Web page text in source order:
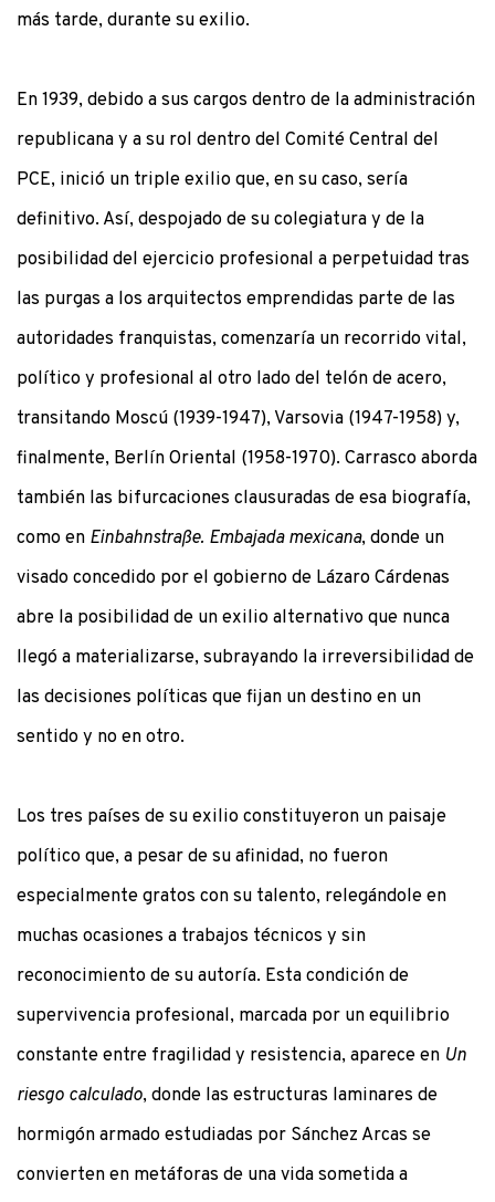
más tarde, durante su exilio.
En 1939, debido a sus cargos dentro de la administración
republicana y a su rol dentro del Comité Central del
PCE, inició un triple exilio que, en su caso, sería
definitivo. Así, despojado de su colegiatura y de la
posibilidad del ejercicio profesional a perpetuidad tras
las purgas a los arquitectos emprendidas parte de las
autoridades franquistas, comenzaría un recorrido vital,
político y profesional al otro lado del telón de acero,
transitando Moscú (1939-1947), Varsovia (1947-1958) y,
finalmente, Berlín Oriental (1958-1970). Carrasco aborda
también las bifurcaciones clausuradas de esa biografía,
como en Einbahnstraße. Embajada mexicana, donde un
visado concedido por el gobierno de Lázaro Cárdenas
abre la posibilidad de un exilio alternativo que nunca
llegó a materializarse, subrayando la irreversibilidad de
las decisiones políticas que fijan un destino en un
sentido y no en otro.
Los tres países de su exilio constituyeron un paisaje
político que, a pesar de su afinidad, no fueron
especialmente gratos con su talento, relegándole en
muchas ocasiones a trabajos técnicos y sin
reconocimiento de su autoría. Esta condición de
supervivencia profesional, marcada por un equilibrio
constante entre fragilidad y resistencia, aparece en Un
riesgo calculado, donde las estructuras laminares de
hormigón armado estudiadas por Sánchez Arcas se
convierten en metáforas de una vida sometida a